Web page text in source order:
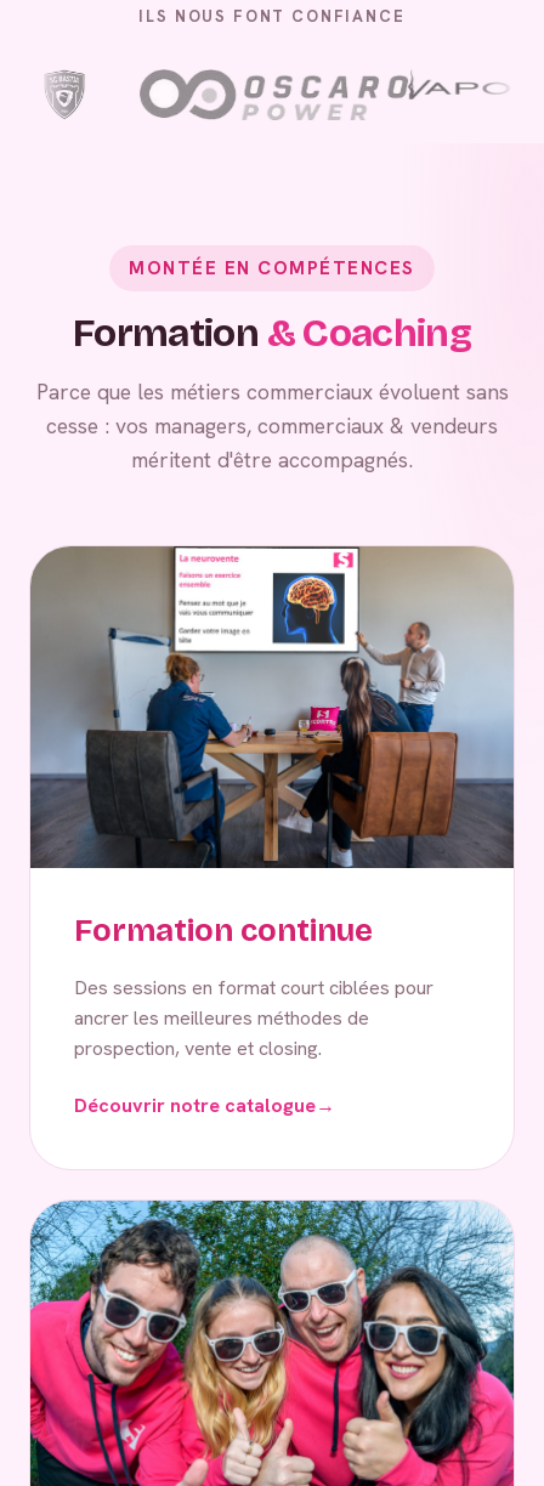
ILS NOUS FONT CONFIANCE
MONTÉE EN COMPÉTENCES
Formation & Coaching
Parce que les métiers commerciaux évoluent sans
cesse : vos managers, commerciaux & vendeurs
méritent d'être accompagnés.
Formation continue
Des sessions en format court ciblées pour
ancrer les meilleures méthodes de
prospection, vente et closing.
Découvrir notre catalogue→